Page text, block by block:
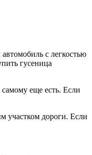
с легкостью
гусеница
еще есть. Если
участком дороги. Если